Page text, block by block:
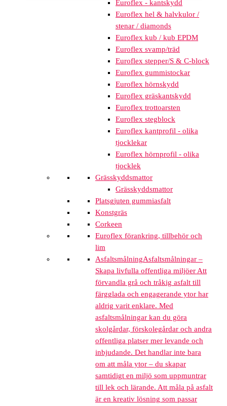
Euroflex - kantskydd
Euroflex hel & halvkulor /
stenar / diamonds
Euroflex kub / kub EPDM
Euroflex svamp/träd
Euroflex stepper/S & C-block
Euroflex gummistockar
Euroflex hörnskydd
Euroflex gräskantskydd
Euroflex trottoarsten
Euroflex stegblock
Euroflex kantprofil - olika
tjocklekar
Euroflex hörnprofil - olika
tjocklek
Grässkyddsmattor
Grässkyddsmattor
Platsgjuten gummiasfalt
Konstgräs
Corkeen
Euroflex förankring, tillbehör och
lim
AsfaltsmålningAsfaltsmålningar –
Skapa livfulla offentliga miljöer Att
förvandla grå och tråkig asfalt till
färgglada och engagerande ytor har
aldrig varit enklare. Med
asfaltsmålningar kan du göra
skolgårdar, förskolegårdar och andra
offentliga platser mer levande och
inbjudande. Det handlar inte bara
om att måla ytor – du skapar
samtidigt en miljö som uppmuntrar
till lek och lärande. Att måla på asfalt
är en kreativ lösning som passar